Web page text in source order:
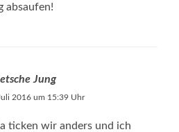
absaufen!
Jung
2016 um 15:39 Uhr
ticken wir anders und ich